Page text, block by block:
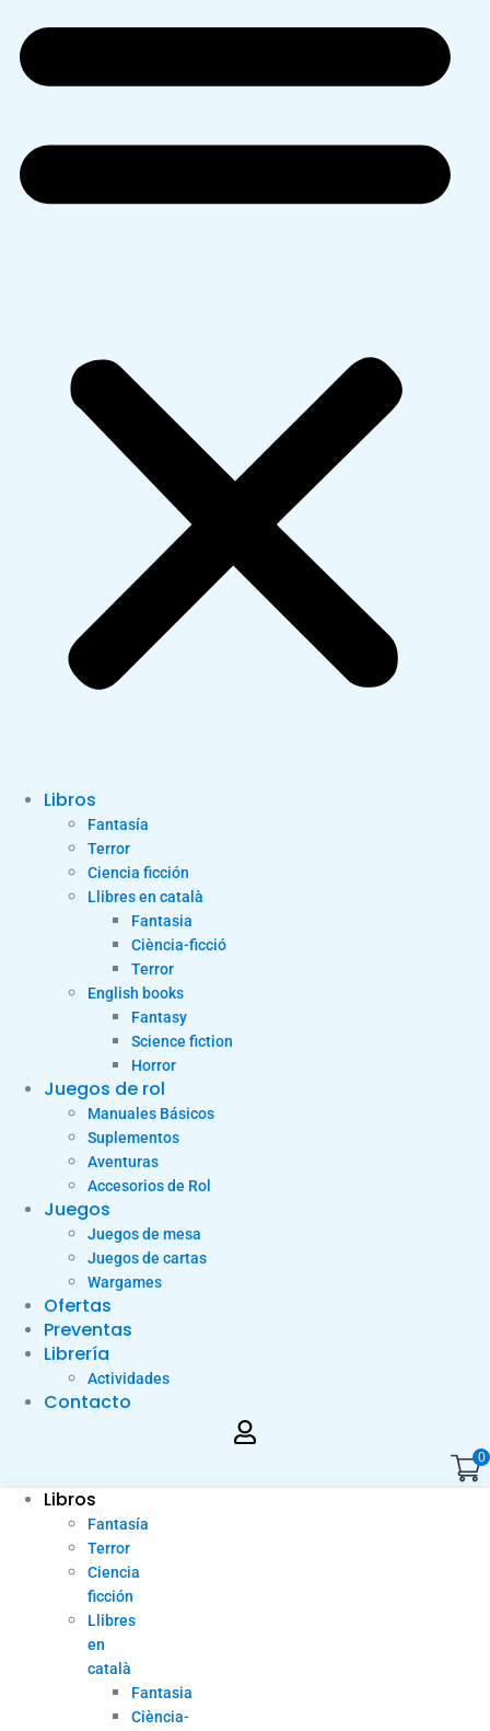
Libros
Fantasía
Terror
Ciencia ficción
Llibres en català
Fantasia
Ciència-ficció
Terror
English books
Fantasy
Science fiction
Horror
Juegos de rol
Manuales Básicos
Suplementos
Aventuras
Accesorios de Rol
Juegos
Juegos de mesa
Juegos de cartas
Wargames
Ofertas
Preventas
Librería
Actividades
Contacto
0
Libros
Fantasía
Terror
Ciencia
ficción
Llibres
en
català
Fantasia
Ciència-